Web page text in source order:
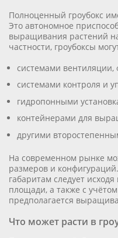
Полноценный гроубокс
Это автономное
выращивания растений
частности, гроубоксы
системами
системами контроля и
гидропонными
контейнерами для
другими
На современном рынке
размеров и
габаритам следует
площади, а также с
предполагается
Что может расти в